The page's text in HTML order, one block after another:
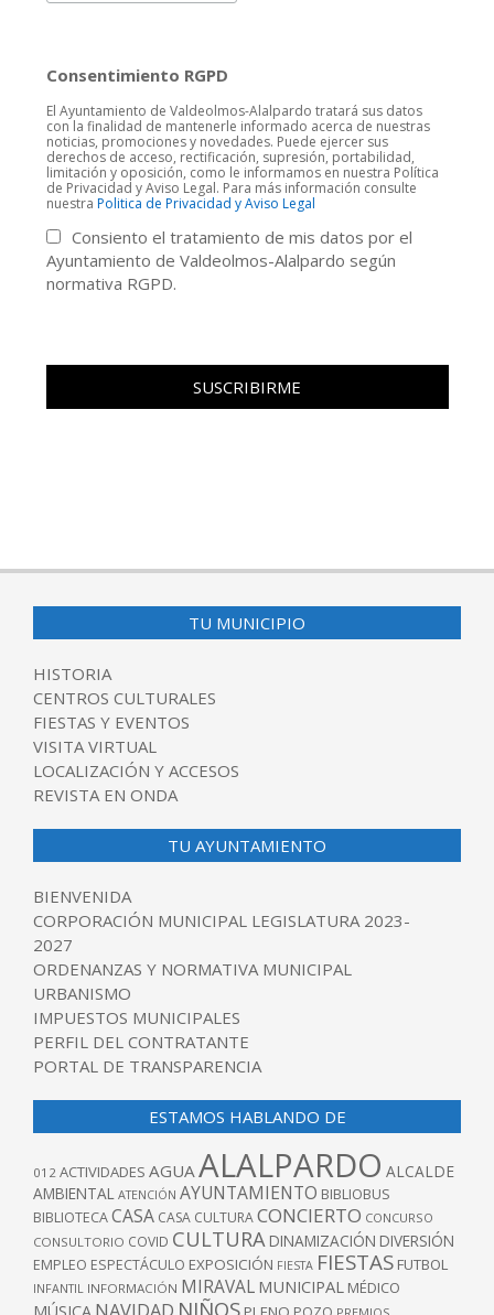
Consentimiento RGPD
El Ayuntamiento de Valdeolmos-Alalpardo tratará sus datos
con la finalidad de mantenerle informado acerca de nuestras
noticias, promociones y novedades. Puede ejercer sus
derechos de acceso, rectificación, supresión, portabilidad,
limitación y oposición, como le informamos en nuestra Política
de Privacidad y Aviso Legal. Para más información consulte
nuestra Politica de Privacidad y Aviso Legal
Consiento el tratamiento de mis datos por el
Ayuntamiento de Valdeolmos-Alalpardo según
normativa RGPD.
TU MUNICIPIO
HISTORIA
CENTROS CULTURALES
FIESTAS Y EVENTOS
VISITA VIRTUAL
LOCALIZACIÓN Y ACCESOS
REVISTA EN ONDA
TU AYUNTAMIENTO
BIENVENIDA
CORPORACIÓN MUNICIPAL LEGISLATURA 2023-
2027
ORDENANZAS Y NORMATIVA MUNICIPAL
URBANISMO
IMPUESTOS MUNICIPALES
PERFIL DEL CONTRATANTE
PORTAL DE TRANSPARENCIA
ESTAMOS HABLANDO DE
012 ACTIVIDADES AGUAALALPARDO ALCALDE
AMBIENTAL ATENCIÓN AYUNTAMIENTO BIBLIOBUS
BIBLIOTECACASA CASA CULTURACONCIERTO CONCURSO
CONSULTORIO COVID CULTURA DINAMIZACIÓN DIVERSIÓN
EMPLEO ESPECTÁCULO EXPOSICIÓN FIESTA FIESTAS FUTBOL
INFANTIL INFORMACIÓN MIRAVAL MUNICIPAL MÉDICO
NIÑOS